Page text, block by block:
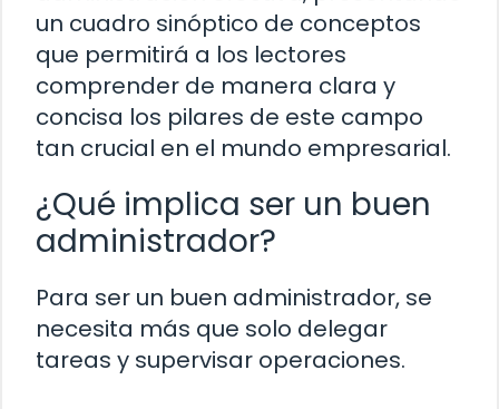
un cuadro sinóptico de conceptos
que permitirá a los lectores
comprender de manera clara y
concisa los pilares de este campo
tan crucial en el mundo empresarial.
¿Qué implica ser un buen
administrador?
Para ser un buen administrador, se
necesita más que solo delegar
tareas y supervisar operaciones.